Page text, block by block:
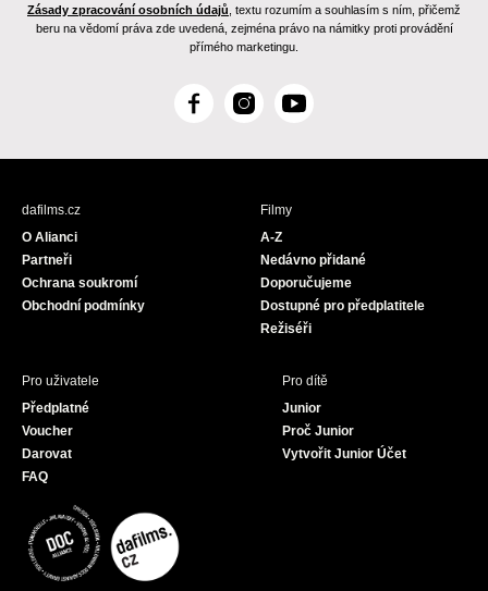
Zásady zpracování osobních údajů , textu rozumím a souhlasím s ním, přičemž
beru na vědomí práva zde uvedená, zejména právo na námitky proti provádění
přímého marketingu.
F
c
I
s
Y
u
dafilms.cz
O Alianci
Partneři
Ochrana soukromí
Obchodní podmínky
Filmy
A-Z
Nedávno přidané
Doporučujeme
Dostupné pro předplatitele
Režiséři
Pro uživatele
Předplatné
Voucher
Darovat
FAQ
Pro dítě
Junior
Proč Junior
Vytvořit Junior Účet